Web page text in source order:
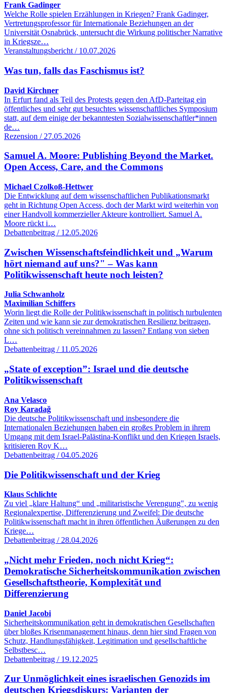
Frank Gadinger
Welche Rolle spielen Erzählungen in Kriegen? Frank Gadinger,
Vertretungsprofessor für Internationale Beziehungen an der
Universität Osnabrück, untersucht die Wirkung politischer Narrative
in Kriegsze…
Veranstaltungsbericht / 10.07.2026
Was tun, falls das Faschismus ist?
David Kirchner
In Erfurt fand als Teil des Protests gegen den AfD-Parteitag ein
öffentliches und sehr gut besuchtes wissenschaftliches Symposium
statt, auf dem einige der bekanntesten Sozialwissenschaftler*innen
de…
Rezension / 27.05.2026
Samuel A. Moore: Publishing Beyond the Market.
Open Access, Care, and the Commons
Michael Czolkoß-Hettwer
Die Entwicklung auf dem wissenschaftlichen Publikationsmarkt
geht in Richtung Open Access, doch der Markt wird weiterhin von
einer Handvoll kommerzieller Akteure kontrolliert. Samuel A.
Moore rückt i…
Debattenbeitrag / 12.05.2026
Zwischen Wissenschaftsfeindlichkeit und „Warum
hört niemand auf uns?" – Was kann
Politikwissenschaft heute noch leisten?
Julia Schwanholz
Maximilian Schiffers
Worin liegt die Rolle der Politikwissenschaft in politisch turbulenten
Zeiten und wie kann sie zur demokratischen Resilienz beitragen,
ohne sich politisch vereinnahmen zu lassen? Entlang von sieben
L…
Debattenbeitrag / 11.05.2026
„State of exception”: Israel und die deutsche
Politikwissenschaft
Ana Velasco
Roy Karadağ
Die deutsche Politikwissenschaft und insbesondere die
Internationalen Beziehungen haben ein großes Problem in ihrem
Umgang mit dem Israel-Palästina-Konflikt und den Kriegen Israels,
kritisieren Roy K…
Debattenbeitrag / 04.05.2026
Die Politikwissenschaft und der Krieg
Klaus Schlichte
Zu viel „klare Haltung“ und „militaristische Verengung", zu wenig
Regionalexpertise, Differenzierung und Zweifel: Die deutsche
Politikwissenschaft macht in ihren öffentlichen Äußerungen zu den
Kriege…
Debattenbeitrag / 28.04.2026
„Nicht mehr Frieden, noch nicht Krieg“:
Demokratische Sicherheitskommunikation zwischen
Gesellschaftstheorie, Komplexität und
Differenzierung
Daniel Jacobi
Sicherheitskommunikation geht in demokratischen Gesellschaften
über bloßes Krisenmanagement hinaus, denn hier sind Fragen von
Schutz, Handlungsfähigkeit, Legitimation und gesellschaftliche
Selbstbesc…
Debattenbeitrag / 19.12.2025
Zur Unmöglichkeit eines israelischen Genozids im
deutschen Kriegsdiskurs: Varianten der